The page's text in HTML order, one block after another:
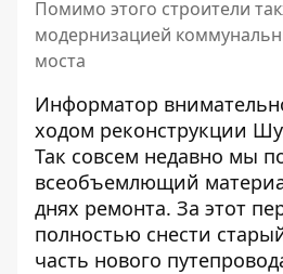
Помимо этого строители
модернизацией
моста
Информатор
ходом реконструкции
Так совсем недавно мы
всеобъемлющий
днях ремонта. За этот
полностью снести
часть нового